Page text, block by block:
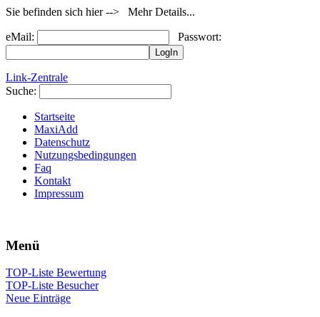
Sie befinden sich hier --> Mehr Details...
eMail: Passwort:
Link-Zentrale
Suche:
Startseite
MaxiAdd
Datenschutz
Nutzungsbedingungen
Faq
Kontakt
Impressum
Menü
TOP-Liste Bewertung
TOP-Liste Besucher
Neue Einträge